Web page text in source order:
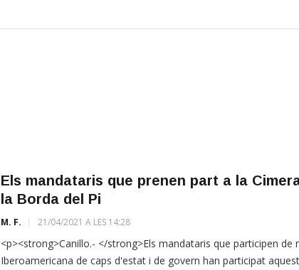
Els mandataris que prenen part a la
la Borda del Pi
M. F. 21/04/2021 A LES 14:28
<p><strong>Canillo.- </strong>Els mandataris que participen de
Iberoamericana de caps d'estat i de govern han participat